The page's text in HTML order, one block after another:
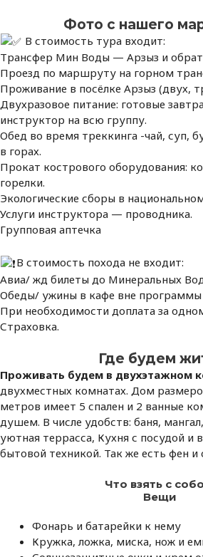
Фото с нашего
В стоимость тура входит:
Трансфер Мин Воды — Арзыз и
Проезд по маршруту на горном
Проживание в посёлке Арзыз (двух,
Двухразовое питание: готовые
инструктор на всю группу.
Обед во время треккинга -чай, суп,
в горах.
Прокат кострового оборудования:
горелки.
Экологические сборы в
Услуги инструктора — проводника.
Групповая аптечка
В стоимость похода не входит:
Авиа/ жд билеты до Минеральных
Обеды/ ужины в кафе вне программы
При необходимости доплата за
Страховка.
Где будем
Проживать будем в двухэтажном
двухместных комнатах. Дом
метров имеет 5 спален и 2 ванные
душем. В числе удобств: баня,
уютная террасса, Кухня с посудой и
бытовой техникой. Так же есть фен
Что взять с
Вещи
Фонарь и батарейки к нему
Кружка, ложка, миска, нож и